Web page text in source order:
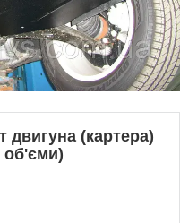
двигуна (картера)
об'єми)